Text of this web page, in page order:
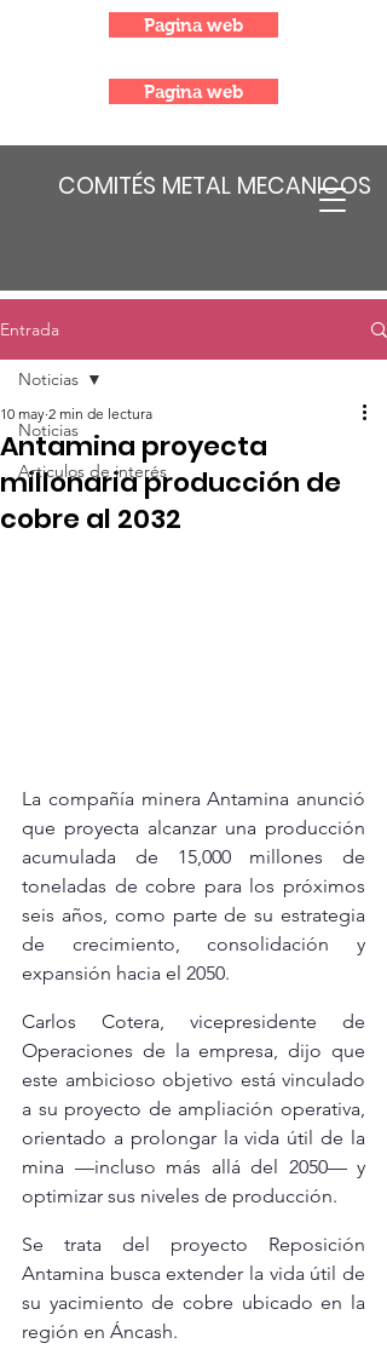
COMITÉS METAL MECANICOS
Pagina web
Pagina web
Entrada
Noticias
Articulos de interés
Noticias
Antamina proyecta
millonaria producción de
cobre al 2032
10 may 2 min de lectura
La compañía minera Antamina anunció
que proyecta alcanzar una producción
acumulada de 15,000 millones de
toneladas de cobre para los próximos
seis años, como parte de su estrategia
de crecimiento, consolidación y
expansión hacia el 2050.
Carlos Cotera, vicepresidente de
Operaciones de la empresa, dijo que
este ambicioso objetivo está vinculado
a su proyecto de ampliación operativa,
orientado a prolongar la vida útil de la
mina —incluso más allá del 2050— y
optimizar sus niveles de producción.
Se trata del proyecto Reposición
Antamina busca extender la vida útil de
su yacimiento de cobre ubicado en la
región en Áncash.